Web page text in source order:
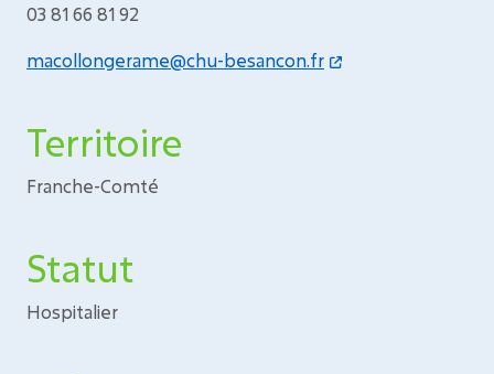
03 81 66 81 92
macollongerame@chu-besancon.fr
Territoire
Franche-Comté
Statut
Hospitalier